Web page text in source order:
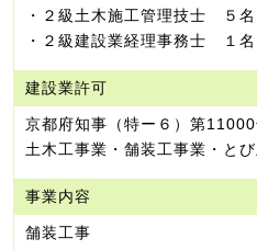
・２級土木施工管理技士 ５名
・２級建設業経理事務士 １名
建設業許可
京都府知事（特ー６）第
土木工事業・舗装工事業・と
事業内容
舗装工事